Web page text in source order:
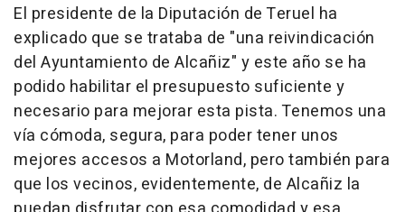
El presidente de la Diputación de Teruel ha
explicado que se trataba de "una reivindicación
del Ayuntamiento de Alcañiz" y este año se ha
podido habilitar el presupuesto suficiente y
necesario para mejorar esta pista. Tenemos una
vía cómoda, segura, para poder tener unos
mejores accesos a Motorland, pero también para
que los vecinos, evidentemente, de Alcañiz la